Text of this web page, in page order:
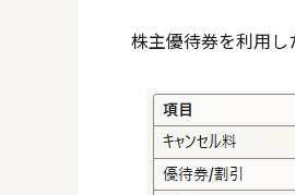
株主優待券を利用